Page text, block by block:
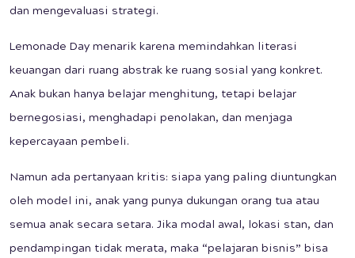
dan mengevaluasi strategi.
Lemonade Day menarik karena memindahkan literasi
keuangan dari ruang abstrak ke ruang sosial yang konkret.
Anak bukan hanya belajar menghitung, tetapi belajar
bernegosiasi, menghadapi penolakan, dan menjaga
kepercayaan pembeli.
Namun ada pertanyaan kritis: siapa yang paling diuntungkan
oleh model ini, anak yang punya dukungan orang tua atau
semua anak secara setara. Jika modal awal, lokasi stan, dan
pendampingan tidak merata, maka “pelajaran bisnis” bisa